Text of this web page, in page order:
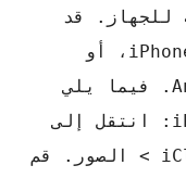
للجهاز.
قد
يعني هذا iCloud لمستخدمي iPhone، أو
فيما يلي
دليل سريع: - مستخدمو iPhone: انتقل إلى
قم